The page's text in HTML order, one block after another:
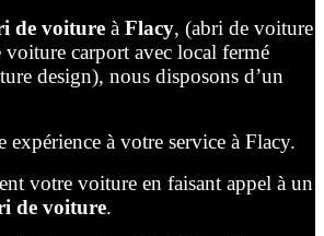
de voiture à Flacy, (abri de voiture
carport avec local fermé
design), nous disposons d’un
expérience à votre service à Flacy.
votre voiture en faisant appel à un
de voiture.